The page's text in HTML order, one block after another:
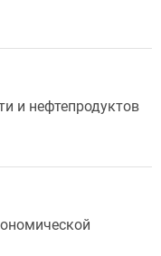
и нефтепродуктов